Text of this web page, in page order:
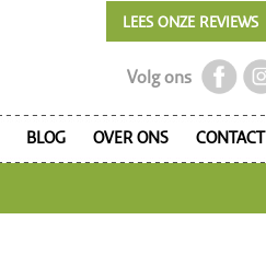
Volg ons
LEES ONZE REVIEWS
BLOG OVER ONS CONTACT